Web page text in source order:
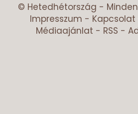
© Hetedhétország -
Impresszum - Kapcsolat
Médiaajánlat - RSS -